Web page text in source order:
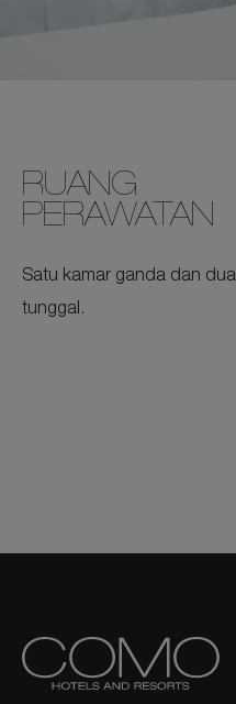
RUANG
PERAWATAN
Satu kamar ganda dan
tunggal.